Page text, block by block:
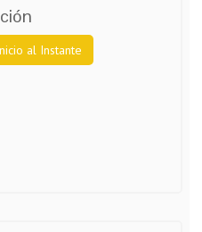
al Instante